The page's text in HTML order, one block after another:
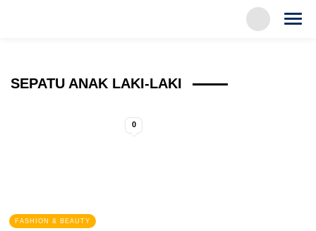
SEPATU ANAK LAKI-LAKI
0
FASHION & BEAUTY